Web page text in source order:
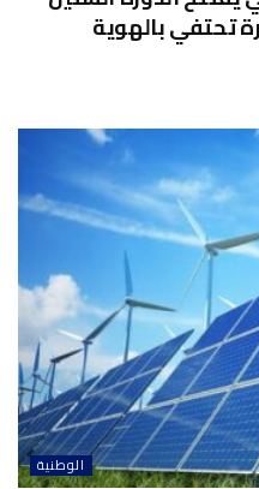
تحتفي بالهوية
الوطنية